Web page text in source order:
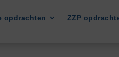
opdrachten ZZP